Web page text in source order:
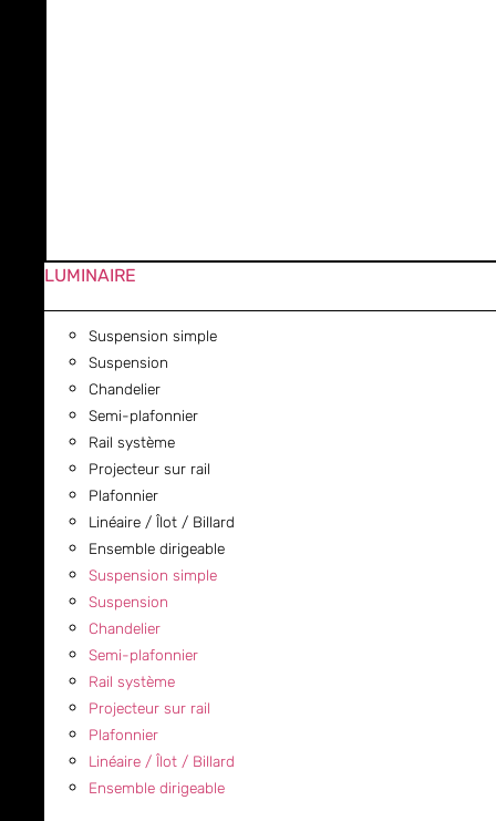
LUMINAIRE
Suspension simple
Suspension
Chandelier
Semi-plafonnier
Rail système
Projecteur sur rail
Plafonnier
Linéaire / Îlot / Billard
Ensemble dirigeable
Suspension simple
Suspension
Chandelier
Semi-plafonnier
Rail système
Projecteur sur rail
Plafonnier
Linéaire / Îlot / Billard
Ensemble dirigeable